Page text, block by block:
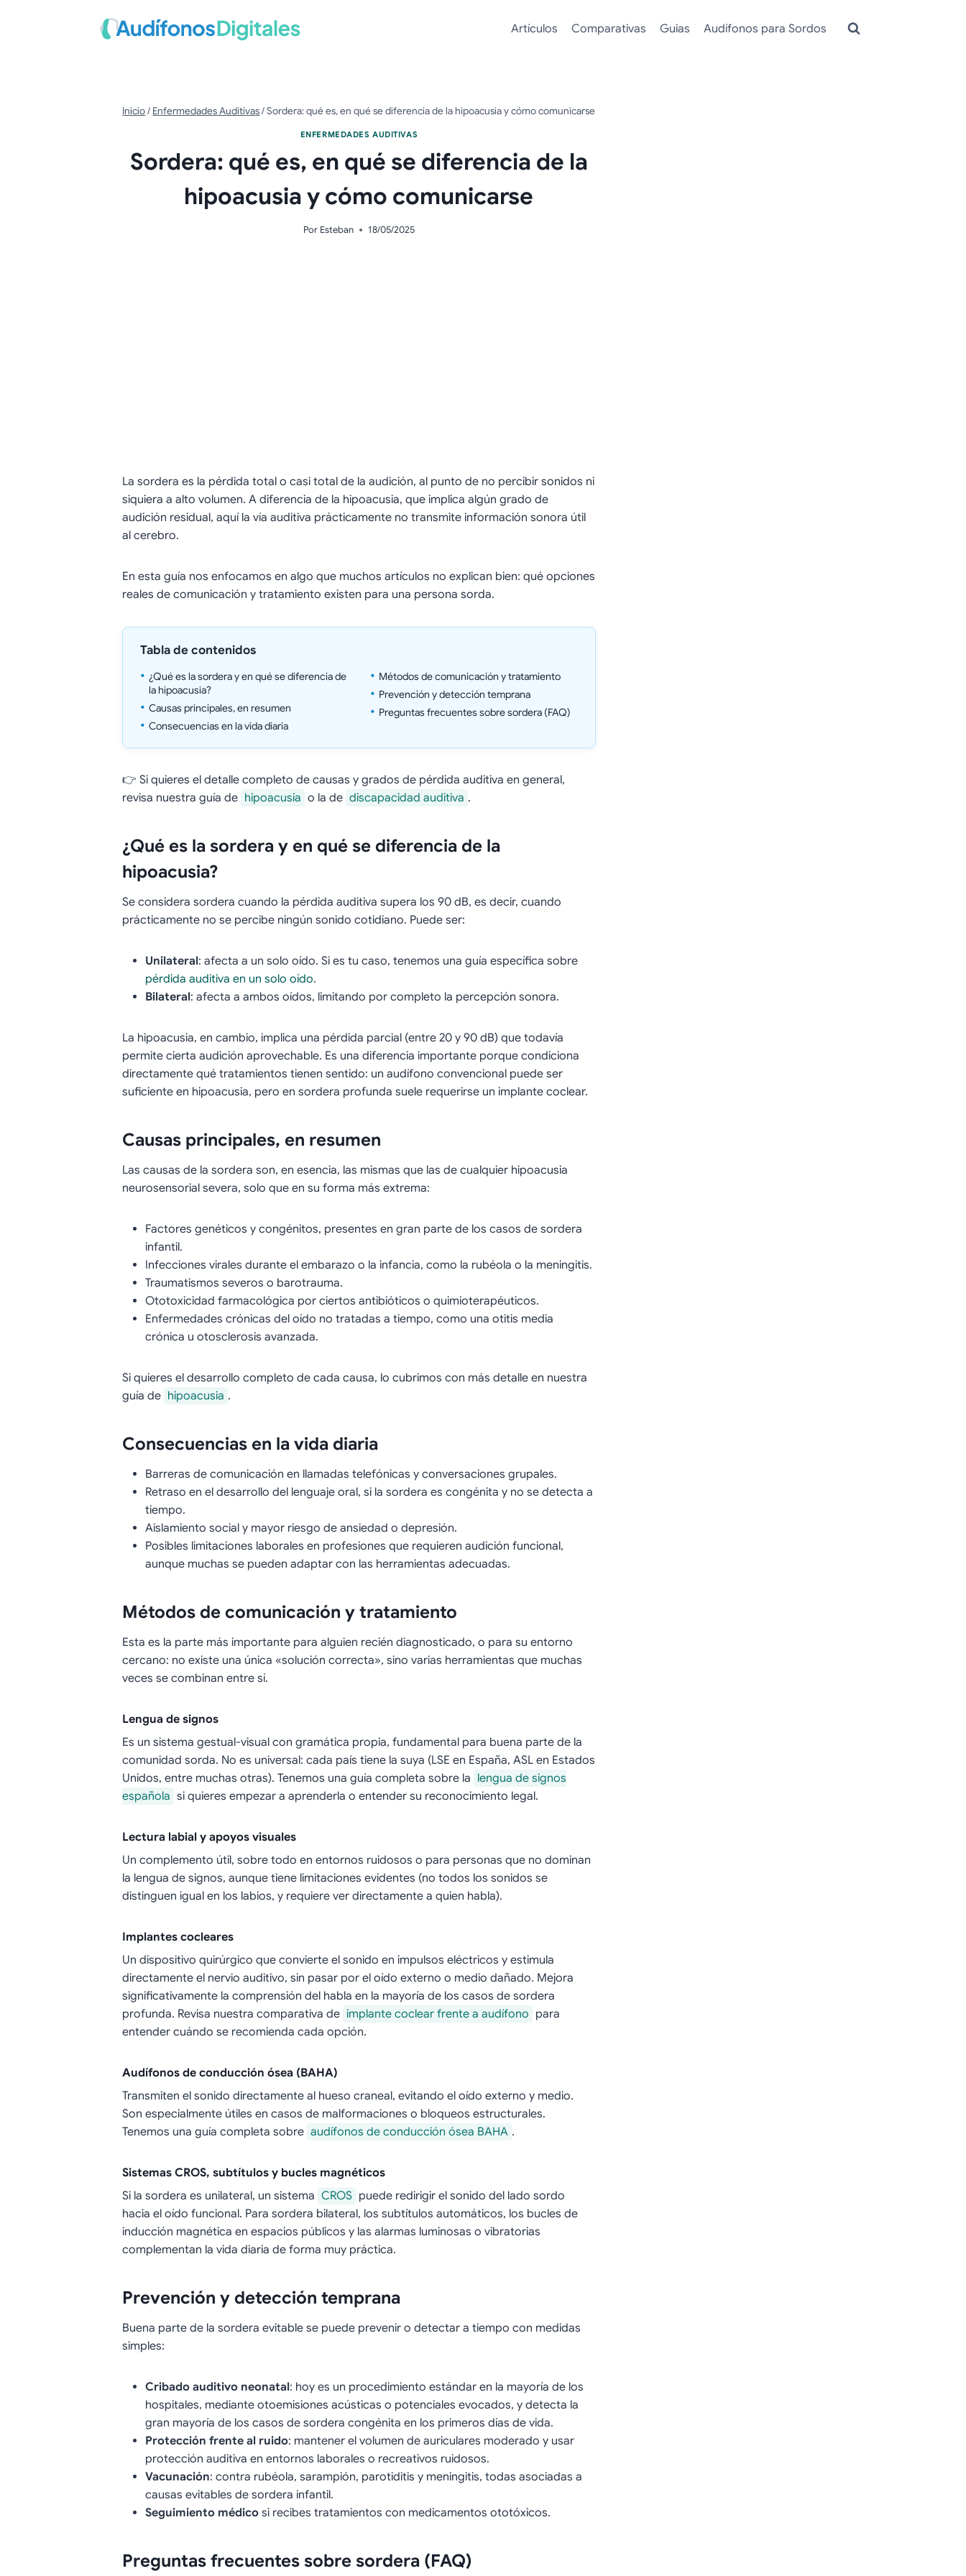
Artículos Comparativas Guias Audífonos para Sordos
Inicio / Enfermedades Auditivas / Sordera: qué es, en qué se diferencia de la hipoacusia y cómo comunicarse
ENFERMEDADES AUDITIVAS
Sordera: qué es, en qué se diferencia de la
hipoacusia y cómo comunicarse
Por Esteban 18/05/2025
La sordera es la pérdida total o casi total de la audición, al punto de no percibir sonidos ni
siquiera a alto volumen. A diferencia de la hipoacusia, que implica algún grado de
audición residual, aquí la vía auditiva prácticamente no transmite información sonora útil
al cerebro.
En esta guía nos enfocamos en algo que muchos artículos no explican bien: qué opciones
reales de comunicación y tratamiento existen para una persona sorda.
Tabla de contenidos
¿Qué es la sordera y en qué se diferencia de
la hipoacusia?
Causas principales, en resumen
Consecuencias en la vida diaria
Métodos de comunicación y tratamiento
Prevención y detección temprana
Preguntas frecuentes sobre sordera (FAQ)
👉 Si quieres el detalle completo de causas y grados de pérdida auditiva en general,
revisa nuestra guía de hipoacusia o la de discapacidad auditiva .
¿Qué es la sordera y en qué se diferencia de la
hipoacusia?
Se considera sordera cuando la pérdida auditiva supera los 90 dB, es decir, cuando
prácticamente no se percibe ningún sonido cotidiano. Puede ser:
Unilateral: afecta a un solo oído. Si es tu caso, tenemos una guía específica sobre
pérdida auditiva en un solo oído.
Bilateral: afecta a ambos oídos, limitando por completo la percepción sonora.
La hipoacusia, en cambio, implica una pérdida parcial (entre 20 y 90 dB) que todavía
permite cierta audición aprovechable. Es una diferencia importante porque condiciona
directamente qué tratamientos tienen sentido: un audífono convencional puede ser
suficiente en hipoacusia, pero en sordera profunda suele requerirse un implante coclear.
Causas principales, en resumen
Las causas de la sordera son, en esencia, las mismas que las de cualquier hipoacusia
neurosensorial severa, solo que en su forma más extrema:
Factores genéticos y congénitos, presentes en gran parte de los casos de sordera
infantil.
Infecciones virales durante el embarazo o la infancia, como la rubéola o la meningitis.
Traumatismos severos o barotrauma.
Ototoxicidad farmacológica por ciertos antibióticos o quimioterapéuticos.
Enfermedades crónicas del oído no tratadas a tiempo, como una otitis media
crónica u otosclerosis avanzada.
Si quieres el desarrollo completo de cada causa, lo cubrimos con más detalle en nuestra
guía de hipoacusia .
Consecuencias en la vida diaria
Barreras de comunicación en llamadas telefónicas y conversaciones grupales.
Retraso en el desarrollo del lenguaje oral, si la sordera es congénita y no se detecta a
tiempo.
Aislamiento social y mayor riesgo de ansiedad o depresión.
Posibles limitaciones laborales en profesiones que requieren audición funcional,
aunque muchas se pueden adaptar con las herramientas adecuadas.
Métodos de comunicación y tratamiento
Esta es la parte más importante para alguien recién diagnosticado, o para su entorno
cercano: no existe una única «solución correcta», sino varias herramientas que muchas
veces se combinan entre sí.
Lengua de signos
Es un sistema gestual-visual con gramática propia, fundamental para buena parte de la
comunidad sorda. No es universal: cada país tiene la suya (LSE en España, ASL en Estados
Unidos, entre muchas otras). Tenemos una guía completa sobre la lengua de signos
española si quieres empezar a aprenderla o entender su reconocimiento legal.
Lectura labial y apoyos visuales
Un complemento útil, sobre todo en entornos ruidosos o para personas que no dominan
la lengua de signos, aunque tiene limitaciones evidentes (no todos los sonidos se
distinguen igual en los labios, y requiere ver directamente a quien habla).
Implantes cocleares
Un dispositivo quirúrgico que convierte el sonido en impulsos eléctricos y estimula
directamente el nervio auditivo, sin pasar por el oído externo o medio dañado. Mejora
significativamente la comprensión del habla en la mayoría de los casos de sordera
profunda. Revisa nuestra comparativa de implante coclear frente a audífono para
entender cuándo se recomienda cada opción.
Audífonos de conducción ósea (BAHA)
Transmiten el sonido directamente al hueso craneal, evitando el oído externo y medio.
Son especialmente útiles en casos de malformaciones o bloqueos estructurales.
Tenemos una guía completa sobre audífonos de conducción ósea BAHA .
Sistemas CROS, subtítulos y bucles magnéticos
Si la sordera es unilateral, un sistema CROS puede redirigir el sonido del lado sordo
hacia el oído funcional. Para sordera bilateral, los subtítulos automáticos, los bucles de
inducción magnética en espacios públicos y las alarmas luminosas o vibratorias
complementan la vida diaria de forma muy práctica.
Prevención y detección temprana
Buena parte de la sordera evitable se puede prevenir o detectar a tiempo con medidas
simples:
Cribado auditivo neonatal: hoy es un procedimiento estándar en la mayoría de los
hospitales, mediante otoemisiones acústicas o potenciales evocados, y detecta la
gran mayoría de los casos de sordera congénita en los primeros días de vida.
Protección frente al ruido: mantener el volumen de auriculares moderado y usar
protección auditiva en entornos laborales o recreativos ruidosos.
Vacunación: contra rubéola, sarampión, parotiditis y meningitis, todas asociadas a
causas evitables de sordera infantil.
Seguimiento médico si recibes tratamientos con medicamentos ototóxicos.
Preguntas frecuentes sobre sordera (FAQ)